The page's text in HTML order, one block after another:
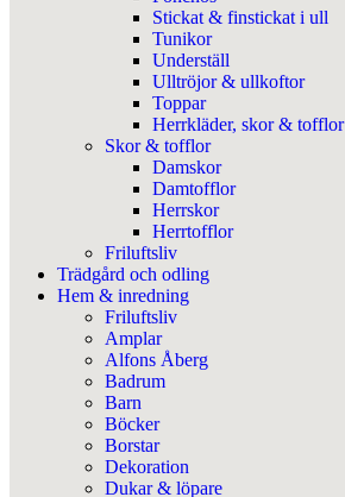
Stickat & finstickat i ull
Tunikor
Underställ
Ulltröjor & ullkoftor
Toppar
Herrkläder, skor & tofflor
Skor & tofflor
Damskor
Damtofflor
Herrskor
Herrtofflor
Friluftsliv
Trädgård och odling
Hem & inredning
Friluftsliv
Amplar
Alfons Åberg
Badrum
Barn
Böcker
Borstar
Dekoration
Dukar & löpare